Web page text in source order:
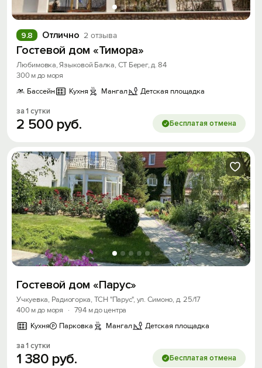
Отлично 2 отзыва
9.8
Гостевой дом «Тимора»
Любимовка, Языковой Балка, СТ Берег, д. 84
300 м до моря
Бассейн
Кухня Мангал Детская площадка
за 1 сутки
2 500 руб. Бесплатая отмена
Гостевой дом «Парус»
Учкуевка, Радиогорка, ТСН "Парус", ул. Симоно, д. 25/17
400 м до моря
· 794 м до центра
Кухня
Парковка Мангал Детская площадка
за 1 сутки
1 380 руб. Бесплатая отмена
Получить промокод